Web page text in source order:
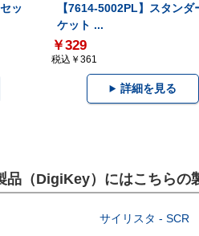
ッ
【7614-5002PL】スタンダ
ケット ...
￥329
税込￥361
詳細を見る
品（DigiKey）にはこちらの
サイリスタ - SCR